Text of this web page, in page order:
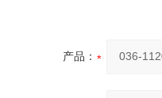
产品：